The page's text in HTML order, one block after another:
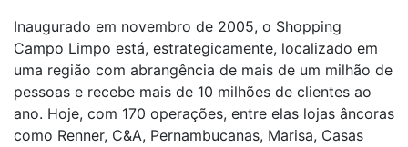
Inaugurado em novembro de 2005, o Shopping
Campo Limpo está, estrategicamente, localizado em
uma região com abrangência de mais de um milhão de
pessoas e recebe mais de 10 milhões de clientes ao
ano. Hoje, com 170 operações, entre elas lojas âncoras
como Renner, C&A, Pernambucanas, Marisa, Casas